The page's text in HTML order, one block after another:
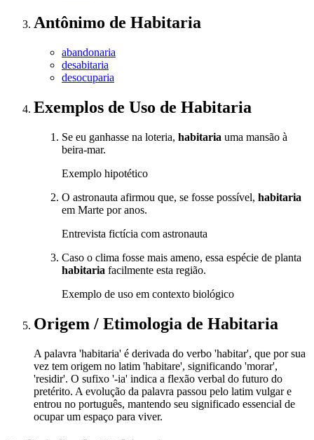
Antônimo de Habitaria
abandonaria
desabitaria
desocuparia
Exemplos de Uso de Habitaria
Se eu ganhasse na loteria, habitaria uma mansão à
beira-mar.
Exemplo hipotético
O astronauta afirmou que, se fosse possível, habitaria
em Marte por anos.
Entrevista fictícia com astronauta
Caso o clima fosse mais ameno, essa espécie de planta
habitaria facilmente esta região.
Exemplo de uso em contexto biológico
Origem / Etimologia de Habitaria
A palavra 'habitaria' é derivada do verbo 'habitar', que por sua
vez tem origem no latim 'habitare', significando 'morar',
'residir'. O sufixo '-ia' indica a flexão verbal do futuro do
pretérito. A evolução da palavra passou pelo latim vulgar e
entrou no português, mantendo seu significado essencial de
ocupar um espaço para viver.